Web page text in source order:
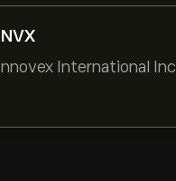
INVX
Innovex International Inc